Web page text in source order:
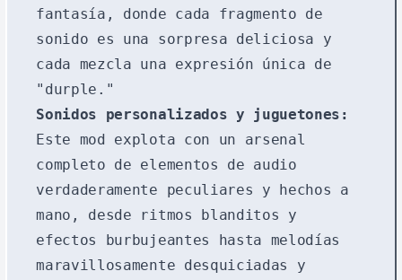
fantasía, donde cada fragmento de
sonido es una sorpresa deliciosa y
cada mezcla una expresión única de
"durple."
Sonidos personalizados y juguetones:
Este mod explota con un arsenal
completo de elementos de audio
verdaderamente peculiares y hechos a
mano, desde ritmos blanditos y
efectos burbujeantes hasta melodías
maravillosamente desquiciadas y